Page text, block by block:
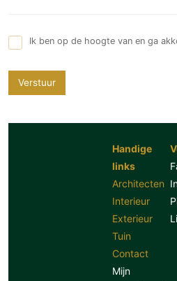
Ik ben op de hoogte van en ga
Verstuur
Handige
links
Architecten
Interieur
Exterieur
Tuin
Contact
Mijn